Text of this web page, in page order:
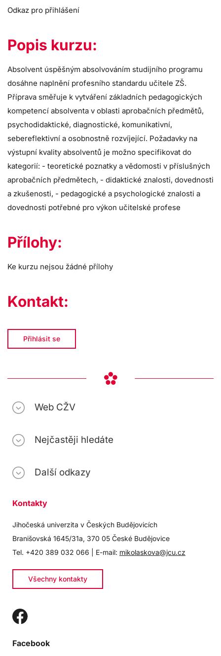
Odkaz pro přihlášení
Popis kurzu:
Absolvent úspěšným absolvováním studijního programu
dosáhne naplnění profesního standardu učitele ZŠ.
Příprava směřuje k vytváření základních pedagogických
kompetencí absolventa v oblasti aprobačních předmětů,
psychodidaktické, diagnostické, komunikativní,
sebereflektivní a osobnostně rozvíjející. Požadavky na
výstupní kvality absolventů je možno specifikovat do
kategorií: - teoretické poznatky a vědomosti v příslušných
aprobačních předmětech, - didaktické znalosti, dovednosti
a zkušenosti, - pedagogické a psychologické znalosti a
dovednosti potřebné pro výkon učitelské profese
Přílohy:
Ke kurzu nejsou žádné přílohy
Kontakt:
Přihlásit se
Web CŽV
Nejčastěji hledáte
Další odkazy
Kontakty
Jihočeská univerzita v Českých Budějovicích
Branišovská 1645/31a, 370 05 České Budějovice
Tel. +420 389 032 066 | E-mail: mikolaskova@jcu.cz
Všechny kontakty
Facebook